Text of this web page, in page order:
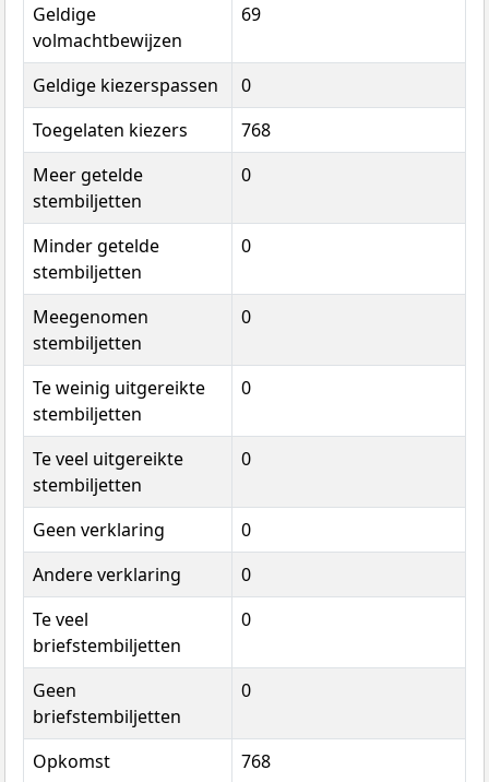
Geldige
volmachtbewijzen
69
Geldige kiezerspassen
0
Toegelaten kiezers
768
Meer getelde
stembiljetten
0
Minder getelde
stembiljetten
0
Meegenomen
stembiljetten
0
Te weinig uitgereikte
stembiljetten
0
Te veel uitgereikte
stembiljetten
0
Geen verklaring
0
Andere verklaring
0
Te veel
briefstembiljetten
0
Geen
briefstembiljetten
0
Opkomst 768